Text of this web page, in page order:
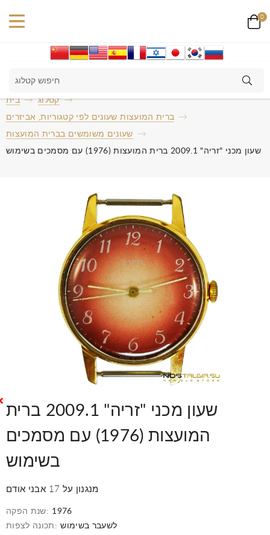
0
בית
קטלוג
ברית המועצות שעונים לפי קטגוריות, אביזרים
שעונים משומשים בברית המועצות
שעון מכני "זריה" 2009.1 ברית המועצות (1976) עם מסמכים בשימוש
שעון מכני "זריה" 2009.1 ברית
המועצות (1976) עם מסמכים
בשימוש
מנגנון על 17 אבני אודם
שנת הפקה: 1976
תכונה לצפות: לשעבר בשימוש